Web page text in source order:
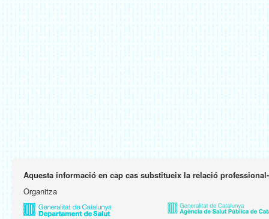
Aquesta informació en cap cas substitueix la relació
Organitza